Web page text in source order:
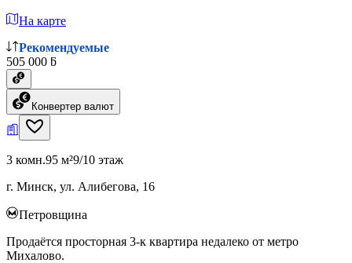
На карте
Рекомендуемые
505 000 ƃ
Конвертер валют
3 комн.95 м²9/10 этаж
г. Минск, ул. Алибегова, 16
Петровщина
Продаётся просторная 3-к квартира недалеко от метро
Михалово.